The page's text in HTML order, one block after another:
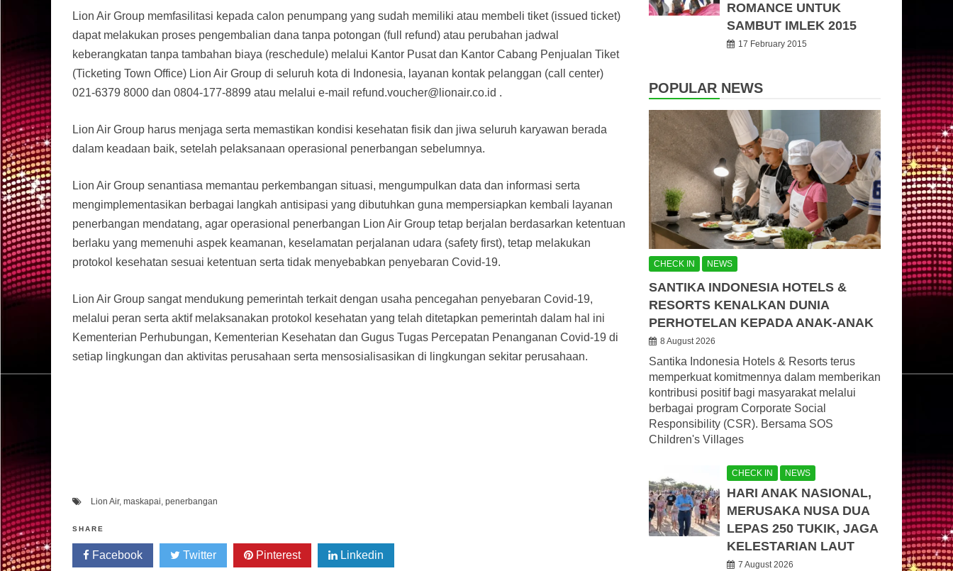
Lion Air Group memfasilitasi kepada calon penumpang yang sudah memiliki atau membeli tiket (issued ticket)
dapat melakukan proses pengembalian dana tanpa potongan (full refund) atau perubahan jadwal
keberangkatan tanpa tambahan biaya (reschedule) melalui Kantor Pusat dan Kantor Cabang Penjualan Tiket
(Ticketing Town Office) Lion Air Group di seluruh kota di Indonesia, layanan kontak pelanggan (call center)
021-6379 8000 dan 0804-177-8899 atau melalui e-mail refund.voucher@lionair.co.id .
Lion Air Group harus menjaga serta memastikan kondisi kesehatan fisik dan jiwa seluruh karyawan berada
dalam keadaan baik, setelah pelaksanaan operasional penerbangan sebelumnya.
Lion Air Group senantiasa memantau perkembangan situasi, mengumpulkan data dan informasi serta
mengimplementasikan berbagai langkah antisipasi yang dibutuhkan guna mempersiapkan kembali layanan
penerbangan mendatang, agar operasional penerbangan Lion Air Group tetap berjalan berdasarkan ketentuan
berlaku yang memenuhi aspek keamanan, keselamatan perjalanan udara (safety first), tetap melakukan
protokol kesehatan sesuai ketentuan serta tidak menyebabkan penyebaran Covid-19.
Lion Air Group sangat mendukung pemerintah terkait dengan usaha pencegahan penyebaran Covid-19,
melalui peran serta aktif melaksanakan protokol kesehatan yang telah ditetapkan pemerintah dalam hal ini
Kementerian Perhubungan, Kementerian Kesehatan dan Gugus Tugas Percepatan Penanganan Covid-19 di
setiap lingkungan dan aktivitas perusahaan serta mensosialisasikan di lingkungan sekitar perusahaan.
Lion Air, maskapai, penerbangan
SHARE
Facebook Twitter Pinterest Linkedin
ROMANCE UNTUK
SAMBUT IMLEK 2015
17 February 2015
POPULAR NEWS
CHECK IN NEWS
SANTIKA INDONESIA HOTELS &
RESORTS KENALKAN DUNIA
PERHOTELAN KEPADA ANAK-ANAK
8 August 2026
Santika Indonesia Hotels & Resorts terus
memperkuat komitmennya dalam memberikan
kontribusi positif bagi masyarakat melalui
berbagai program Corporate Social
Responsibility (CSR). Bersama SOS
Children's Villages
CHECK IN NEWS
HARI ANAK NASIONAL,
MERUSAKA NUSA DUA
LEPAS 250 TUKIK, JAGA
KELESTARIAN LAUT
7 August 2026